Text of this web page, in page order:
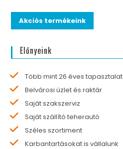
Akciós termékeink
Előnyeink
Több mint 26 éves tapasztalat
Belvárosi üzlet és raktár
Saját szakszerviz
Saját szállító teherautó
Széles szortiment
Karbantartásokat is vállalunk